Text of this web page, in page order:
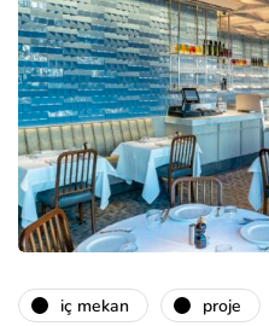
i̇ç mekan proje